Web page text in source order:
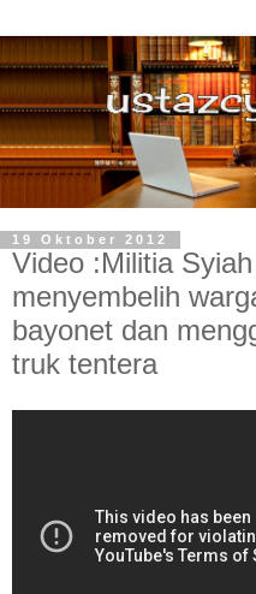
19 Oktober 2012
Video :Militia
menyembelih
bayonet dan
truk tentera